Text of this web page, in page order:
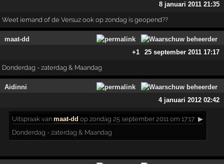
8 januari 2011 21:35
Weet iemand of de Versuz ook op zondag is geopend??
maat-dd
+1
25 september 2011 17:17
Donderdag - zaterdag & Maandag
Aidinni
4 januari 2012 02:42
Uitspraak vanmaat-dd op zondag 25 september 2011 om 17:17: ▶
Donderdag - zaterdag & Maandag